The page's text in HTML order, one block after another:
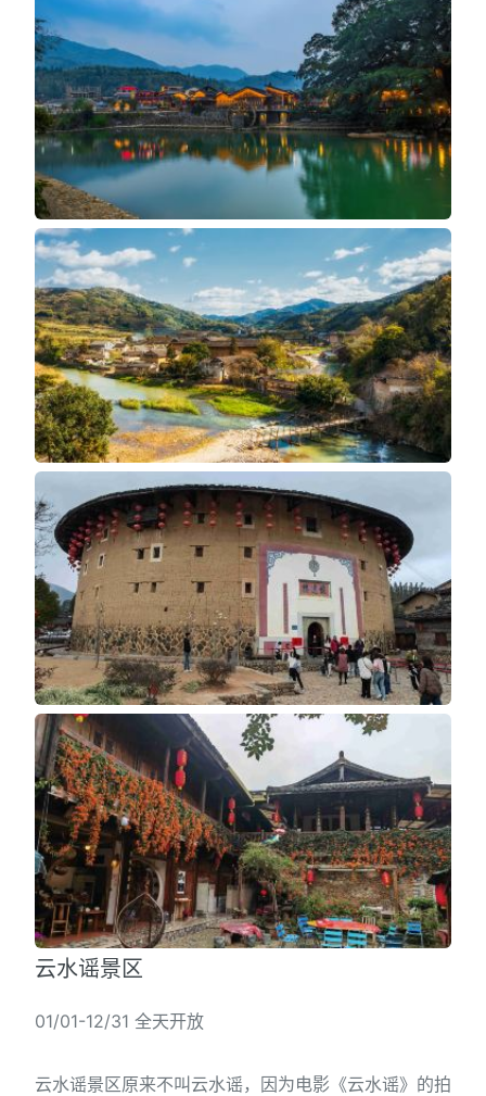
云水谣景区
01/01-12/31 全天开放
云水谣景区原来不叫云水谣，因为电影《云水谣》的拍